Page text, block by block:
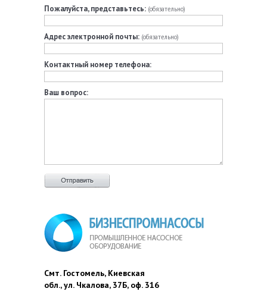
Пожалуйста, представьтесь: (обязательно)
Адрес электронной почты: (обязательно)
Контактный номер телефона:
Ваш вопрос:
Смт. Гостомель, Киевская
обл., ул. Чкалова, 37Б, оф. 316